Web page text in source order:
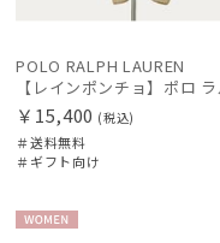
POLO RALPH LAUREN
￥15,400 (税込)
＃送料無料
＃ギフト向け